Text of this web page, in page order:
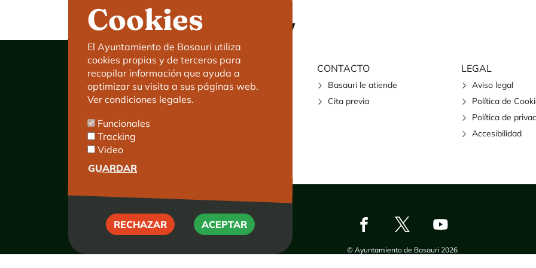
Cookies
El Ayuntamiento de Basauri utiliza
cookies propias y de terceros para
recopilar información que ayuda a
optimizar su visita a sus páginas web.
Ver condiciones legales.
Funcionales
Tracking
Video
GUARDAR
RECHAZAR ACEPTAR
RECHAZAR
C/ Kareaga Goikoa 52.
C.P:48970 Basauri.
Tlfn.: 94 466 63 00
Mensajes 24 horas: 900 840 841
CONTACTO
Basauri le atiende
Cita previa
LEGAL
Aviso legal
Política de
Política de
Accesibilidad
© Ayuntamiento de Basauri 2026